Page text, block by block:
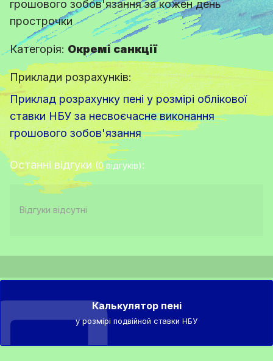
грошового зобов'язання за кожен день
прострочки
Категорія: Окремі санкції
Приклади розрахунків:
Приклад розрахунку пені у розмірі облікової
ставки НБУ за несвоєчасне виконання
грошового зобов'язання
Останні відгуки(0 відгуків):
Відгуки відсутні
Калькулятор пені
у розмірі подвійной ставки НБУ